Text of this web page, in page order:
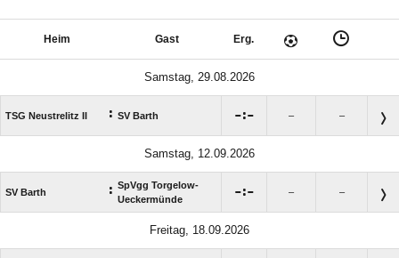
Heim Gast Erg.
Samstag, 29.08.2026
TSG Neustrelitz II : SV Barth : – –
Samstag, 12.09.2026
SV Barth : SpVgg Torgelow-
Ueckermünde
: – –
Freitag, 18.09.2026